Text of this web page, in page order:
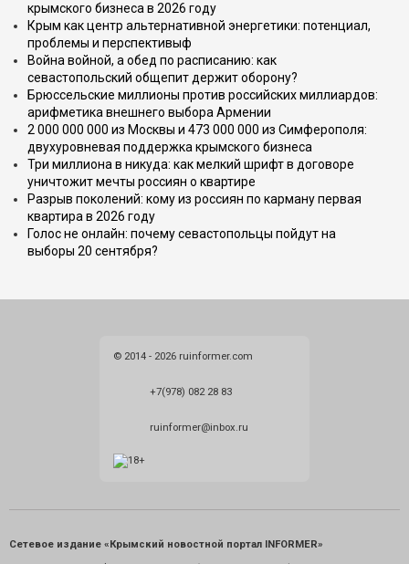
крымского бизнеса в 2026 году
Крым как центр альтернативной энергетики: потенциал,
проблемы и перспективыф
Война войной, а обед по расписанию: как
севастопольский общепит держит оборону?
Брюссельские миллионы против российских миллиардов:
арифметика внешнего выбора Армении
2 000 000 000 из Москвы и 473 000 000 из Симферополя:
двухуровневая поддержка крымского бизнеса
Три миллиона в никуда: как мелкий шрифт в договоре
уничтожит мечты россиян о квартире
Разрыв поколений: кому из россиян по карману первая
квартира в 2026 году
Голос не онлайн: почему севастопольцы пойдут на
выборы 20 сентября?
© 2014 - 2026 ruinformer.com
+7(978) 082 28 83
ruinformer@inbox.ru
Сетевое издание «Крымский новостной портал INFORMER»